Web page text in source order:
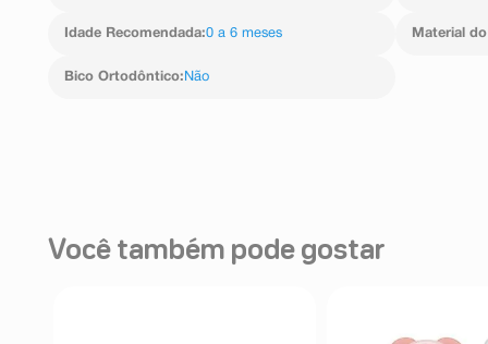
Idade Recomendada:0 a 6 meses Material
Bico Ortodôntico: Não
Você também pode gostar